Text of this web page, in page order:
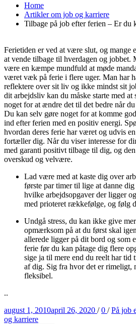
Home
Artikler om job og karriere
Tilbage på job efter ferien – Er du
Ferietiden er ved at være slut, og mange
at vende tilbage til hverdagen og jobbet.
være en kæmpe mundfuld at møde
været væk på ferie i flere uger. Man har
reflektere over sit liv og ikke mindst sit
dit arbejdsliv kan du måske starte med at
noget for at ændre det til det bedre når
Du kan selv gøre noget for at komme
ind efter ferien med en positiv energi.
hvordan deres ferie har været og udvis
fortæller dig. Når du viser interesse for
med garanti positivt tilbage til dig, og
overskud og velvære.
Lad være med at kaste dig over
første par timer til lige at danne
hvilke arbejdsopgaver der ligger
med prioteret rækkefølge, og følg
Undgå stress, du kan ikke give
opmærksom på at du først skal
allerede ligger på dit bord og som
ferie før du kan påtage dig flere
sige ja til mere end du reelt har tid
af dig. Sig fra hvor det er rimeligt,
fleksibel.
..
Posted
on
august 1, 2010april 26, 2020 / 0 / Tags
På job
og karriere